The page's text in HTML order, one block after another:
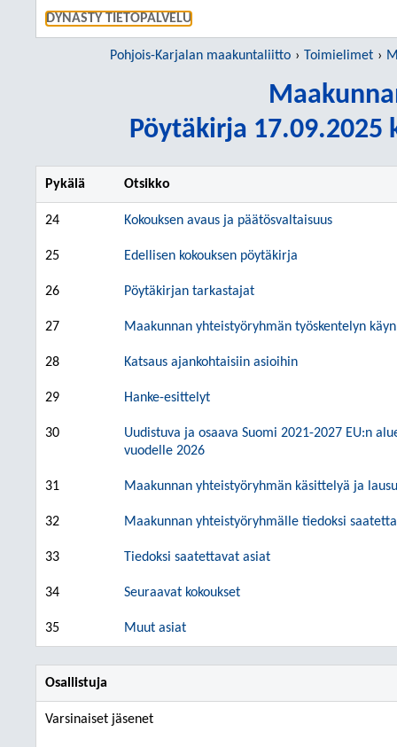
DYNASTY TIETOPALVELU
Pohjois-Karjalan maakuntaliitto Toimielimet
Pöytäkirja 17.09.2025
Pykälä Otsikko
24 Kokouksen avaus ja päätösvaltaisuus
25 Edellisen kokouksen pöytäkirja
26 Pöytäkirjan tarkastajat
27 Maakunnan yhteistyöryhmän työskentelyn
28 Katsaus ajankohtaisiin asioihin
29 Hanke-esittelyt
30
Uudistuva ja osaava Suomi 2021-2027 EU:n
vuodelle 2026
31 Maakunnan yhteistyöryhmän käsittelyä ja
32 Maakunnan yhteistyöryhmälle tiedoksi
33 Tiedoksi saatettavat asiat
34 Seuraavat kokoukset
35 Muut asiat
Osallistuja
Varsinaiset jäsenet